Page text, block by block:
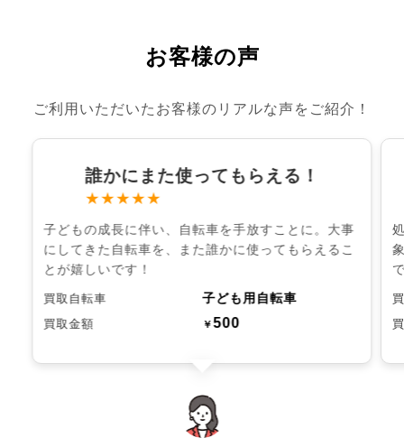
お客様の声
ご利用いただいたお客様のリアルな声をご紹介！
誰かにまた使ってもらえる！
★★★★★
子どもの成長に伴い、自転車を手放すことに。大事
にしてきた自転車を、また誰かに使ってもらえるこ
とが嬉しいです！
買取自転車 子ども用自転車
買取金額 ￥500
chevron_left chevron_right